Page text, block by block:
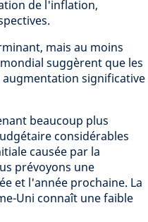
de l'inflation,
mais au moins
suggèrent que les
significative
beaucoup plus
considérables
causée par la
prévoyons une
et l'année prochaine. La
Uni connaît une faible